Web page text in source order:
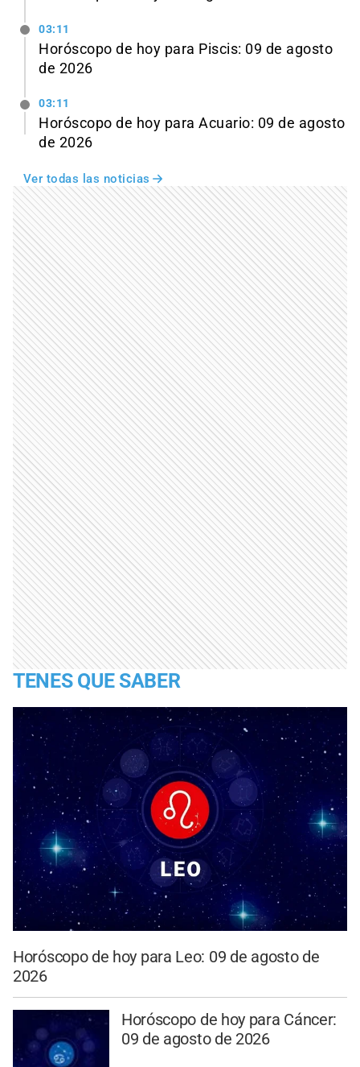
03:11
Horóscopo de hoy para Piscis: 09 de agosto
de 2026
03:11
Horóscopo de hoy para Acuario: 09 de agosto
de 2026
Ver todas las noticias
TENES QUE SABER
Horóscopo de hoy para Leo: 09 de agosto de
2026
Horóscopo de hoy para Cáncer:
09 de agosto de 2026